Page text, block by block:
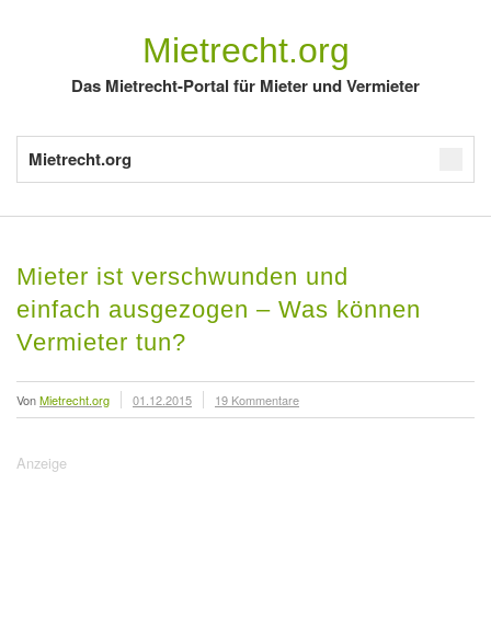
Mietrecht.org
Das Mietrecht-Portal für Mieter und Vermieter
Mietrecht.org
Mieter ist verschwunden und
einfach ausgezogen – Was können
Vermieter tun?
VonMietrecht.org 01.12.2015 19 Kommentare